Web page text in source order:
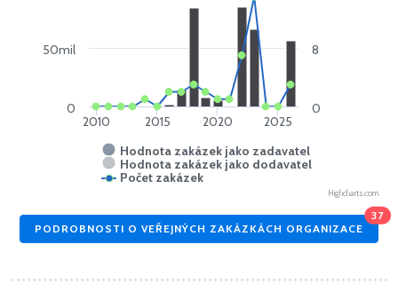
Hodnota zakázek jako zadavatel
Hodnota zakázek jako dodavatel
Počet zakázek
2010 2015 2020 2025
0
50mil
0
8
Highcharts.com
PODROBNOSTI O VEŘEJNÝCH ZAKÁZKÁCH ORGANIZACE
37